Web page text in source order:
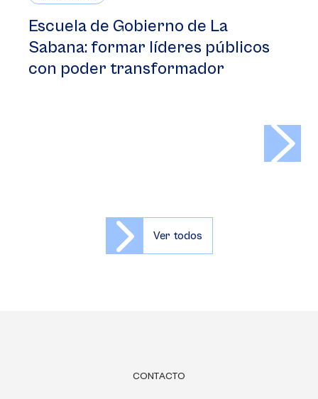
Escuela de Gobierno de La
Sabana: formar líderes públicos
con poder transformador
Ver todos
CONTACTO